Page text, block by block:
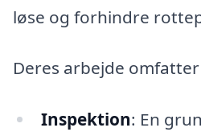
løse og forhindre
Deres arbejde
Inspektion: En